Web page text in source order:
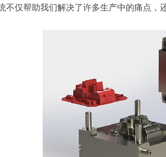
不仅帮助我们解决了许多生产中的痛点，